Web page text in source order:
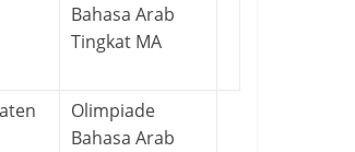
Bahasa Arab
Tingkat MA
Olimpiade
Bahasa Arab